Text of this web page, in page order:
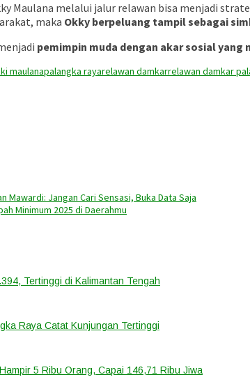
Maulana melalui jalur relawan bisa menjadi
maka Okky berpeluang tampil sebagai
pemimpin muda dengan akar sosial
maulanapalangka rayarelawan damkarrelawan damkar
Mawardi: Jangan Cari Sensasi, Buka Data Saja
Minimum 2025 di Daerahmu
Tertinggi di Kalimantan Tengah
Raya Catat Kunjungan Tertinggi
5 Ribu Orang, Capai 146,71 Ribu Jiwa